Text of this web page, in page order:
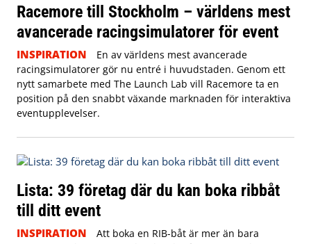
Racemore till Stockholm – världens mest
avancerade racingsimulatorer för event
INSPIRATION
En av världens mest avancerade
racingsimulatorer gör nu entré i huvudstaden. Genom ett
nytt samarbete med The Launch Lab vill Racemore ta en
position på den snabbt växande marknaden för interaktiva
eventupplevelser.
Lista: 39 företag där du kan boka ribbåt
till ditt event
INSPIRATION
Att boka en RIB-båt är mer än bara